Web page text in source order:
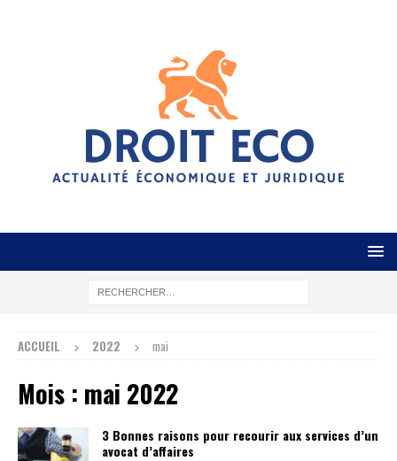
ACCUEIL 2022 mai
Mois : mai 2022
3 Bonnes raisons pour recourir aux services d’un
avocat d’affaires